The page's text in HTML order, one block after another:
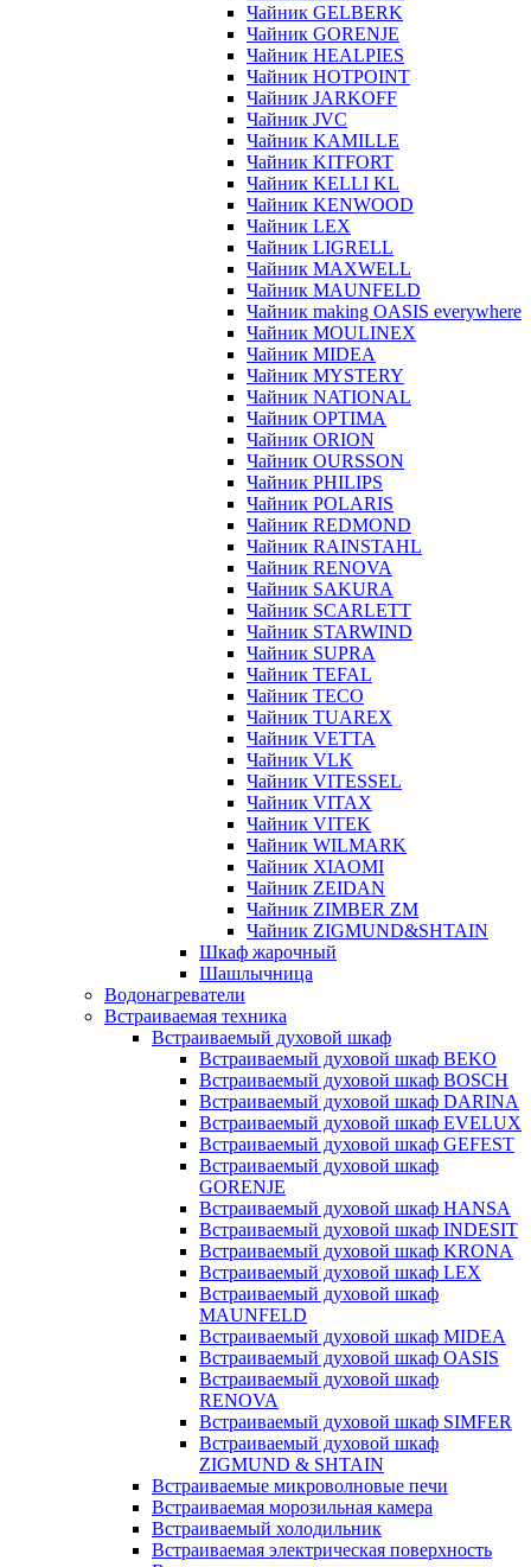
Чайник GELBERK
Чайник GORENJE
Чайник HEALPIES
Чайник HOTPOINT
Чайник JARKOFF
Чайник JVC
Чайник KAMILLE
Чайник KITFORT
Чайник KELLI KL
Чайник KENWOOD
Чайник LEX
Чайник LIGRELL
Чайник MAXWELL
Чайник MAUNFELD
Чайник making OASIS everywhere
Чайник MOULINEX
Чайник MIDEA
Чайник MYSTERY
Чайник NATIONAL
Чайник OPTIMA
Чайник ORION
Чайник OURSSON
Чайник PHILIPS
Чайник POLARIS
Чайник REDMOND
Чайник RAINSTAHL
Чайник RENOVA
Чайник SAKURA
Чайник SCARLETT
Чайник STARWIND
Чайник SUPRA
Чайник TEFAL
Чайник TECO
Чайник TUAREX
Чайник VETTA
Чайник VLK
Чайник VITESSEL
Чайник VITAX
Чайник VITEK
Чайник WILMARK
Чайник XIAOMI
Чайник ZEIDAN
Чайник ZIMBER ZM
Чайник ZIGMUND&SHTAIN
Шкаф жарочный
Шашлычница
Водонагреватели
Встраиваемая техника
Встраиваемый духовой шкаф
Встраиваемый духовой шкаф BEKO
Встраиваемый духовой шкаф BOSCH
Встраиваемый духовой шкаф DARINA
Встраиваемый духовой шкаф EVELUX
Встраиваемый духовой шкаф GEFEST
Встраиваемый духовой шкаф
GORENJE
Встраиваемый духовой шкаф HANSA
Встраиваемый духовой шкаф INDESIT
Встраиваемый духовой шкаф KRONA
Встраиваемый духовой шкаф LEX
Встраиваемый духовой шкаф
MAUNFELD
Встраиваемый духовой шкаф MIDEA
Встраиваемый духовой шкаф OASIS
Встраиваемый духовой шкаф
RENOVA
Встраиваемый духовой шкаф SIMFER
Встраиваемый духовой шкаф
ZIGMUND & SHTAIN
Встраиваемые микроволновые печи
Встраиваемая морозильная камера
Встраиваемый холодильник
Встраиваемая электрическая поверхность